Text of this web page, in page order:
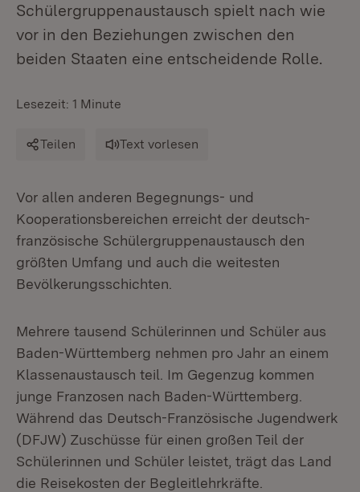
Schülergruppenaustausch spielt nach wie
vor in den Beziehungen zwischen den
beiden Staaten eine entscheidende Rolle.
Lesezeit: 1 Minute
Teilen Text vorlesen
Vor allen anderen Begegnungs- und
Kooperationsbereichen erreicht der deutsch-
französische Schülergruppenaustausch den
größten Umfang und auch die weitesten
Bevölkerungsschichten.
Mehrere tausend Schülerinnen und Schüler aus
Baden-Württemberg nehmen pro Jahr an einem
Klassenaustausch teil. Im Gegenzug kommen
junge Franzosen nach Baden-Württemberg.
Während das Deutsch-Französische Jugendwerk
(DFJW) Zuschüsse für einen großen Teil der
Schülerinnen und Schüler leistet, trägt das Land
die Reisekosten der Begleitlehrkräfte.